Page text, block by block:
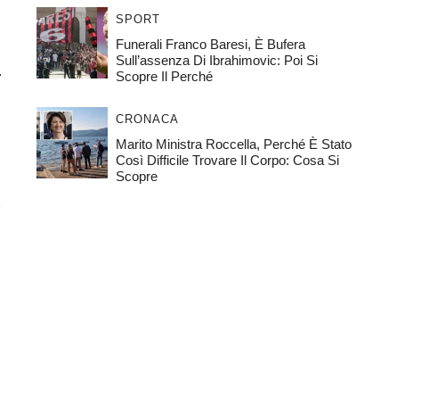
SPORT
Funerali Franco Baresi, È Bufera
Sull’assenza Di Ibrahimovic: Poi Si
Scopre Il Perché
CRONACA
Marito Ministra Roccella, Perché È Stato
Così Difficile Trovare Il Corpo: Cosa Si
Scopre